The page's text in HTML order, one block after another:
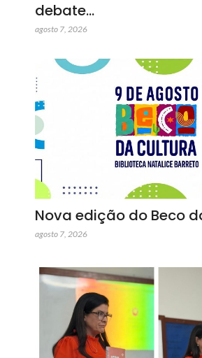
debate…
agosto 7, 2026
Nova edição do Beco
agosto 7, 2026